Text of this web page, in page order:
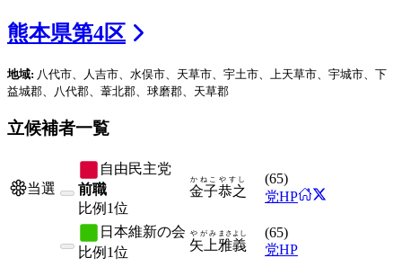
熊本県第4区
地域: 八代市、人吉市、水俣市、天草市、宇土市、上天草市、宇城市、下
益城郡、八代郡、葦北郡、球磨郡、天草郡
立候補者一覧
当選
自由民主党
前職
比例 1位
金子
かねこ
恭之
やすし (65)
党HP
日本維新の会
比例 1位 矢上
やがみ
雅義
まさよし (65)
党HP